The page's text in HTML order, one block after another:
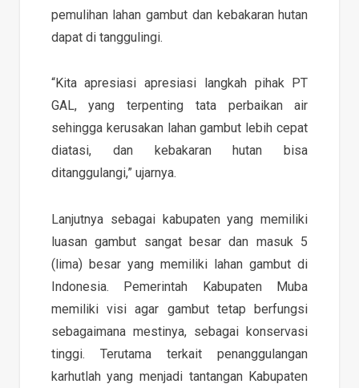
pemulihan lahan gambut dan kebakaran hutan
dapat di tanggulingi.
“Kita apresiasi apresiasi langkah pihak PT
GAL, yang terpenting tata perbaikan air
sehingga kerusakan lahan gambut lebih cepat
diatasi, dan kebakaran hutan bisa
ditanggulangi,” ujarnya.
Lanjutnya sebagai kabupaten yang memiliki
luasan gambut sangat besar dan masuk 5
(lima) besar yang memiliki lahan gambut di
Indonesia. Pemerintah Kabupaten Muba
memiliki visi agar gambut tetap berfungsi
sebagaimana mestinya, sebagai konservasi
tinggi. Terutama terkait penanggulangan
karhutlah yang menjadi tantangan Kabupaten